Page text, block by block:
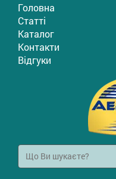
Головна
Статті
Каталог
Контакти
Відгуки